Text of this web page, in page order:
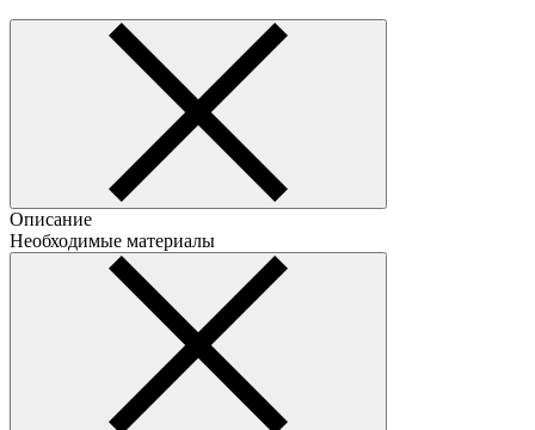
Описание
Необходимые материалы